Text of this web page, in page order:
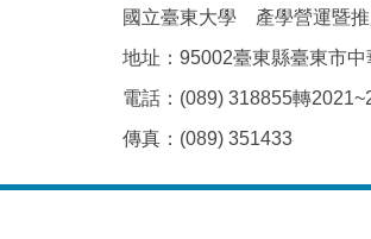
國立臺東大學 產學營運暨推
地址：95002臺東縣臺東市
電話：(089) 318855轉
傳真：(089) 351433